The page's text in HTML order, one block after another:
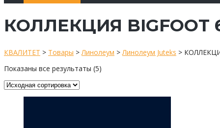
КОЛЛЕКЦИЯ BIGFOOT
КВАЛИТЕТ > Товары >Линолеум >Линолеум Juteks >
Показаны все результаты (5)